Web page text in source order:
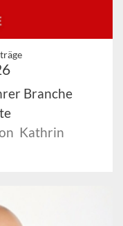
Branche
Kathrin